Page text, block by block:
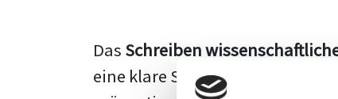
Das Schreiben
eine klare Struktur, einen